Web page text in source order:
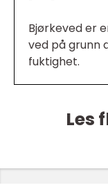
Bjørkeved er
ved på grunn
fuktighet.
Les